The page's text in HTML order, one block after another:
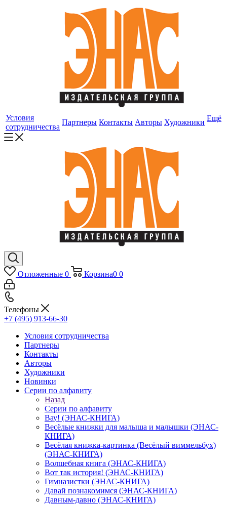
Условия
сотрудничества
Партнеры Контакты Авторы Художники Ещё
Отложенные 0 Корзина0 0
Телефоны
+7 (495) 913-66-30
Условия сотрудничества
Партнеры
Контакты
Авторы
Художники
Новинки
Серии по алфавиту
Назад
Серии по алфавиту
Вау! (ЭНАС-КНИГА)
Весёлые книжки для малыша и малышки (ЭНАС-
КНИГА)
Весёлая книжка-картинка (Весёлый виммельбух)
(ЭНАС-КНИГА)
Волшебная книга (ЭНАС-КНИГА)
Вот так история! (ЭНАС-КНИГА)
Гимназистки (ЭНАС-КНИГА)
Давай познакомимся (ЭНАС-КНИГА)
Давным-давно (ЭНАС-КНИГА)